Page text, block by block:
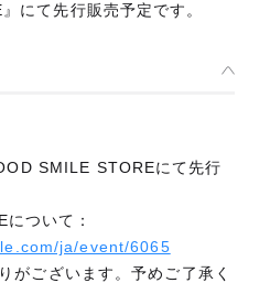
にて先行販売予定です。
SMILE STOREにて先行
ついて：
ja/event/6065
がございます。予めご了承く